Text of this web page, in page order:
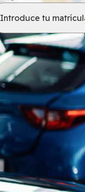
Introduce tu